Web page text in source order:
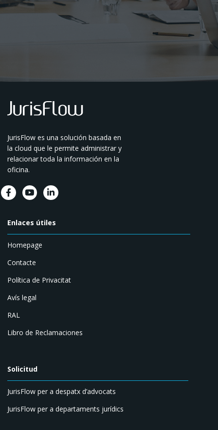
JurisFlow es una solución basada en
la cloud que le permite administrar y
relacionar toda la información en la
oficina.
Enlaces útiles
Homepage
Contacte
Política de Privacitat
Avís legal
RAL​
Libro de Reclamaciones
Solicitud
JurisFlow per a despatx d’advocats
JurisFlow per a departaments jurídics